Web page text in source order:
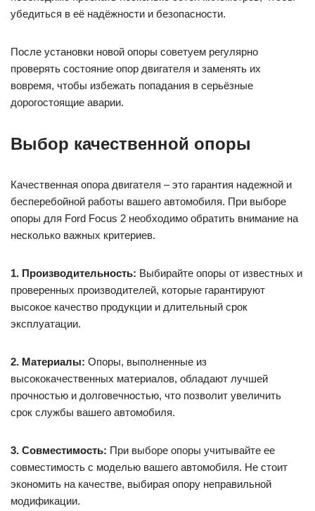
убедиться в её надёжности и безопасности.
После установки новой опоры советуем регулярно
проверять состояние опор двигателя и заменять их
вовремя, чтобы избежать попадания в серьёзные
дорогостоящие аварии.
Выбор качественной опоры
Качественная опора двигателя – это гарантия надежной и
бесперебойной работы вашего автомобиля. При выборе
опоры для Ford Focus 2 необходимо обратить внимание на
несколько важных критериев.
1. Производительность: Выбирайте опоры от известных и
проверенных производителей, которые гарантируют
высокое качество продукции и длительный срок
эксплуатации.
2. Материалы: Опоры, выполненные из
высококачественных материалов, обладают лучшей
прочностью и долговечностью, что позволит увеличить
срок службы вашего автомобиля.
3. Совместимость: При выборе опоры учитывайте ее
совместимость с моделью вашего автомобиля. Не стоит
экономить на качестве, выбирая опору неправильной
модификации.